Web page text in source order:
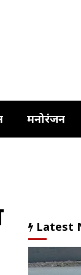
मनोरंजन
Latest